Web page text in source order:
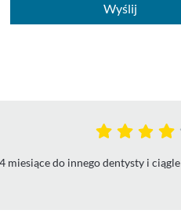
Wyślij
miesiące do innego dentysty i ciągle